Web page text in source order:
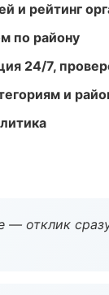
и рейтинг
по району
24/7,
и
— отклик